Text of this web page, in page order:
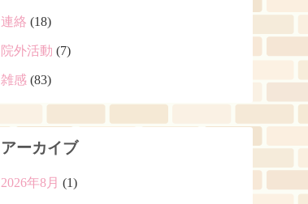
連絡 (18)
院外活動 (7)
雑感 (83)
アーカイブ
2026年8月 (1)